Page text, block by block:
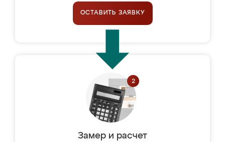
ОСТАВИТЬ ЗАЯВКУ
Замер и расчет